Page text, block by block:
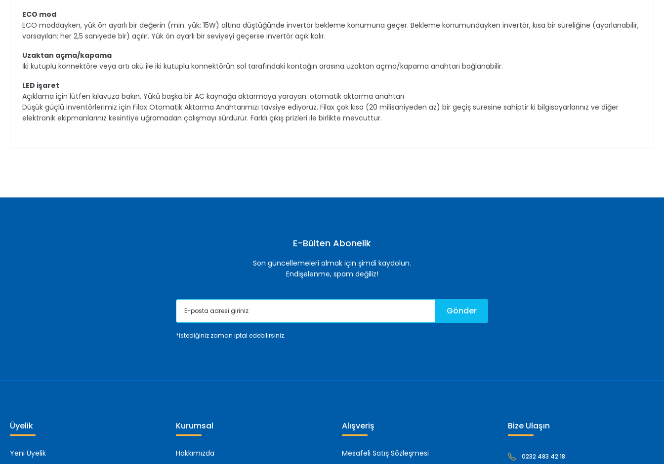
ECO mod
ECO moddayken, yük ön ayarlı bir değerin (min. yük: 15W) altına düştüğünde invertör bekleme konumuna geçer. Bekleme konumundayken invertör, kısa bir süreliğine (ayarlanabilir,
varsayılan: her 2,5 saniyede bir) açılır. Yük ön ayarlı bir seviyeyi geçerse invertör açık kalır.
Uzaktan açma/kapama
İki kutuplu konnektöre veya artı akü ile iki kutuplu konnektörün sol tarafındaki kontağın arasına uzaktan açma/kapama anahtarı bağlanabilir.
LED işaret
Açıklama için lütfen kılavuza bakın. Yükü başka bir AC kaynağa aktarmaya yarayan: otomatik aktarma anahtarı
Düşük güçlü inventörlerimiz için Filax Otomatik Aktarma Anahtarımızı tavsiye ediyoruz. Filax çok kısa (20 milisaniyeden az) bir geçiş süresine sahiptir ki bilgisayarlarınız ve diğer
elektronik ekipmanlarınız kesintiye uğramadan çalışmayı sürdürür. Farklı çıkış prizleri ile birlikte mevcuttur.
E-Bülten Abonelik
Son güncellemeleri almak için şimdi kaydolun.
Endişelenme, spam değiliz!
Gönder
*istediğiniz zaman iptal edebilirsiniz.
Üyelik
Yeni Üyelik
Kurumsal
Hakkımızda
Alışveriş
Mesafeli Satış Sözleşmesi
Bize Ulaşın
0232 483 42 18